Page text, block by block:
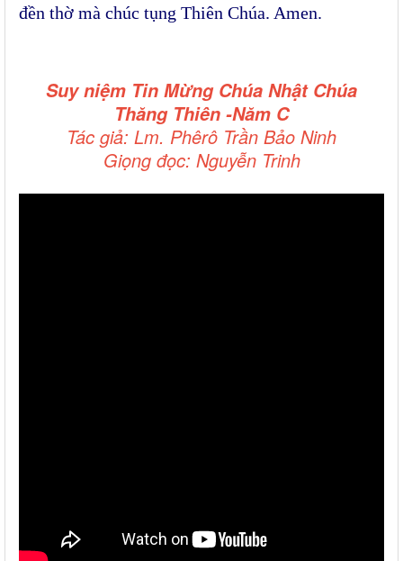
đền thờ mà chúc tụng Thiên Chúa. Amen.
Suy niệm Tin Mừng Chúa Nhật Chúa
Thăng Thiên -Năm C
Tác giả: Lm. Phêrô Trần Bảo Ninh
Giọng đọc: Nguyễn Trinh